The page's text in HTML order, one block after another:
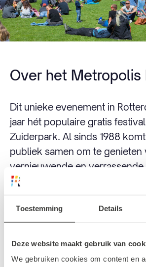
Toestemming Details
Deze website maakt gebruik van
We gebruiken cookies om content en
Over het Metropolis
Dit unieke evenement in
jaar hét populaire gratis
Zuiderpark. Al sinds 1988
publiek samen om te genieten
vernieuwende en
fantastische live optredens.
De kans is groot dat tijdens je
Zuiderpark Festival je oog in
te staan met een nieuwe
Metropolis de plek geweest